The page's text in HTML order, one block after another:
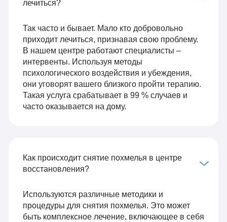
лечиться?
Так часто и бывает. Мало кто добровольно
приходит лечиться, признавая свою проблему.
В нашем центре работают специалисты –
интервенты. Используя методы
психологического воздействия и убеждения,
они уговорят вашего близкого пройти терапию.
Такая услуга срабатывает в 99 % случаев и
часто оказывается на дому.
Как происходит снятие похмелья в центре
восстановления?
Используются различные методики и
процедуры для снятия похмелья. Это может
быть комплексное лечение, включающее в себя